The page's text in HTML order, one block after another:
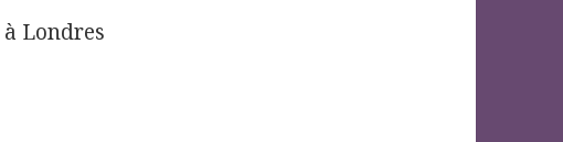
Londres